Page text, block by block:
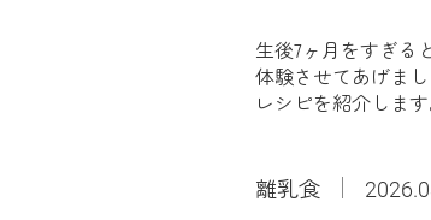
生後7ヶ月をすぎる
体験させてあげま
レシピを紹介しま
離乳食